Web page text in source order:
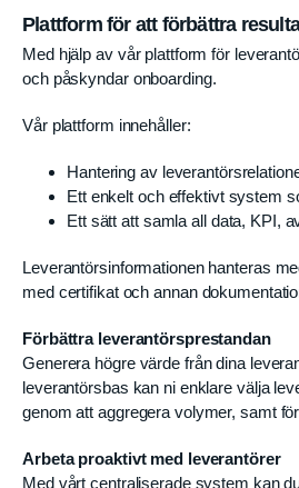
Plattform för att förbättra
Med hjälp av vår plattform för
och påskyndar onboarding.
Vår plattform innehåller:
Hantering av
Ett enkelt och effektivt system
Ett sätt att samla all data, KPI,
Leverantörsinformationen hanteras
med certifikat och annan
Förbättra leverantörsprestandan
Generera högre värde från dina
leverantörsbas kan ni enklare välja
genom att aggregera volymer, samt
Arbeta proaktivt med leverantörer
Med vårt centraliserade system kan